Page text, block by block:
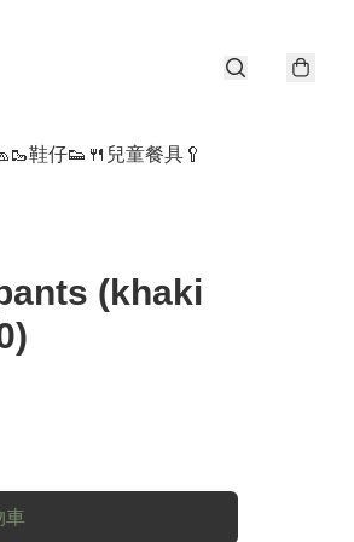
🥾鞋仔👟 🍴兒童餐具🥄
(khaki
車